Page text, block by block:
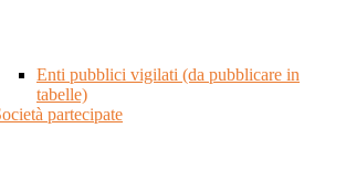
Enti pubblici vigilati (da pubblicare in
tabelle)
partecipate